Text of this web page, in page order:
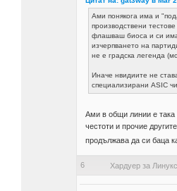
Ами понякога има и
производствени
флашваш биоса и си
изчерпването на
не е градска легенда
Иначе нвидиите не
специализирани ASIC
Ами в общи линии е така
честоти и прочие
продължава да си баца
6 Хардуер за Линукс